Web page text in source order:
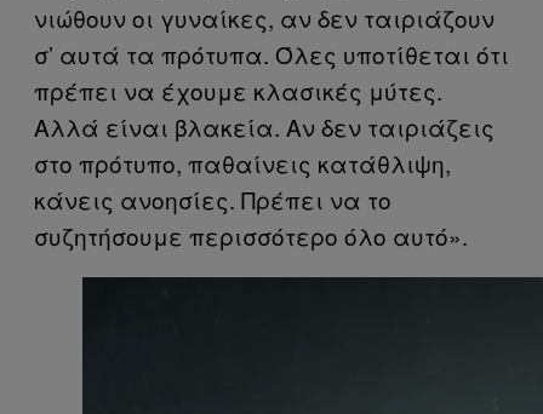
νιώθουν οι γυναίκες, αν δεν ταιριάζουν
σ’ αυτά τα πρότυπα. Όλες υποτίθεται ότι
πρέπει να έχουμε κλασικές μύτες.
Αλλά είναι βλακεία. Αν δεν ταιριάζεις
στο πρότυπο, παθαίνεις κατάθλιψη,
κάνεις ανοησίες. Πρέπει να το
συζητήσουμε περισσότερο όλο αυτό».